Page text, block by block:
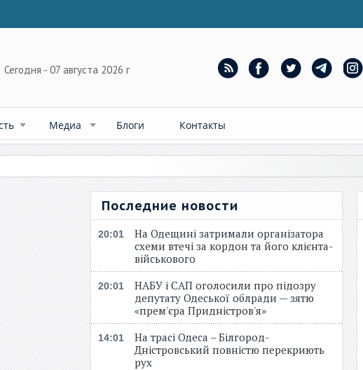
Сегодня - 07 августа 2026 г
Медиа Блоги Контакты
Последние новости
20:01
На Одещині затримали організатора
схеми втечі за кордон та його клієнта-
військового
20:01
НАБУ і САП оголосили про підозру
депутату Одеської облради — зятю
«прем'єра Придністров'я»
14:01
На трасі Одеса – Білгород-
Дністровський повністю перекриють
рух